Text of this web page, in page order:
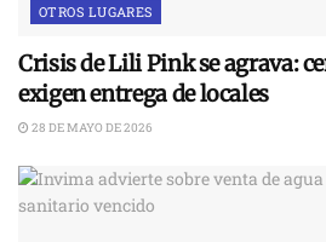
OTROS LUGARES
Crisis de Lili Pink se agrava:
exigen entrega de locales
28 DE MAYO DE 2026